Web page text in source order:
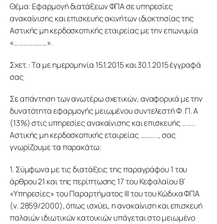
Θέμα: Εφαρμογή διατάξεων ΦΠΑ σε υπηρεσίες
ανακαίνισης και επισκευής ακινήτων ιδιοκτησίας της
Αστικής μη κερδοσκοπικής εταιρείας με την επωνυμία
«…………………».
Σχετ.: Τα με ημερομηνία 15.1.2015 και 30.1.2015 έγγραφά
σας
Σε απάντηση των ανωτέρω σχετικών, αναφορικά με την
δυνατότητα εφαρμογής μειωμένου συντελεστή Φ. Π. Α
(13%) στις υπηρεσίες ανακαίνισης και επισκευής ……..
Αστικής μη κερδοσκοπικής εταιρείας ……….., σας
γνωρίζουμε τα παρακάτω:
1. Σύμφωνα με τις διατάξεις της παραγράφου 1 του
άρθρου 21 και της περίπτωσης 17 του Κεφαλαίου Β’
«Υπηρεσίες» του Παραρτήματος ΙΙΙ του του Κώδικα ΦΠΑ
(ν. 2859/2000), όπως ισχύει, η ανακαίνιση και επισκευή
παλαιών ιδιωτικών κατοικιών υπάγεται στο μειωμένο